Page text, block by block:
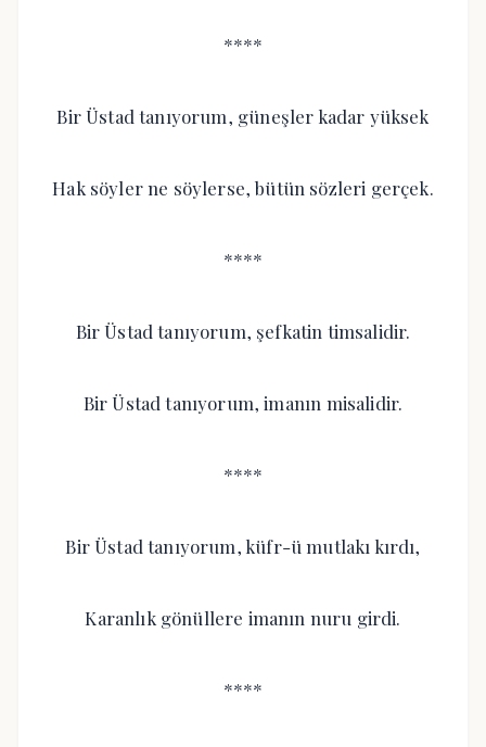
****
Bir Üstad tanıyorum, güneşler kadar yüksek
Hak söyler ne söylerse, bütün sözleri gerçek.
****
Bir Üstad tanıyorum, şefkatin timsalidir.
Bir Üstad tanıyorum, imanın misalidir.
****
Bir Üstad tanıyorum, küfr-ü mutlakı kırdı,
Karanlık gönüllere imanın nuru girdi.
****